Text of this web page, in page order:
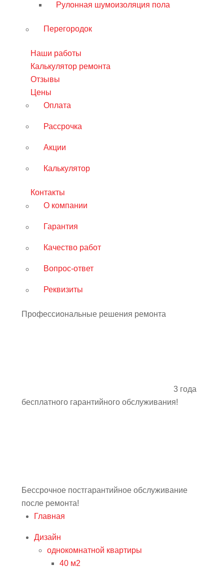
Рулонная шумоизоляция пола
Перегородок
Наши работы
Калькулятор ремонта
Отзывы
Цены
Оплата
Рассрочка
Акции
Калькулятор
Контакты
О компании
Гарантия
Качество работ
Вопрос-ответ
Реквизиты
Профессиональные решения ремонта
3 года
бесплатного гарантийного обслуживания!
Бессрочное постгарантийное обслуживание
после ремонта!
Главная
Дизайн
однокомнатной квартиры
40 м2